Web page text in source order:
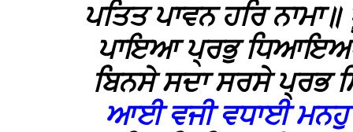
ਪਤਿਤ ਪਾਵਨ ਹਰਿ
ਪਾਇਆ ਪ੍ਰਭੁ ਧਿਆਇਆ
ਬਿਨਸੇ ਸਦਾ ਸਰਸੇ ਪ੍ਰਭ
ਆਈ ਵਜੀ ਵਧਾਈ ਮਨਹੁ